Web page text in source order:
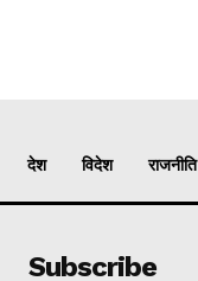
देश विदेश राजनीति
Subscribe